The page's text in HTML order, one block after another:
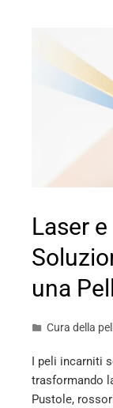
Laser
una
Cura della
I peli incarniti
trasformando
Pustole,